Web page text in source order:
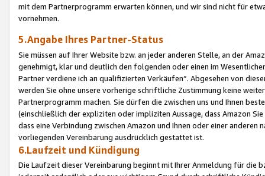
mit dem Partnerprogramm erwarten können, und wir sind nicht für
vornehmen.
5.Angabe Ihres Partner-Status
Sie müssen auf Ihrer Website bzw. an jeder anderen Stelle, an der
genehmigt, klar und deutlich den folgenden oder einen im
Partner verdiene ich an qualifizierten Verkäufen“. Abgesehen von
werden Sie ohne unsere vorherige schriftliche Zustimmung keine
Partnerprogramm machen. Sie dürfen die zwischen uns und Ihnen
(einschließlich der expliziten oder impliziten Aussage, dass Amazon
dass eine Verbindung zwischen Amazon und Ihnen oder einer
vorliegenden Vereinbarung ausdrücklich gestattet ist.
6.Laufzeit und Kündigung
Die Laufzeit dieser Vereinbarung beginnt mit Ihrer Anmeldung für die